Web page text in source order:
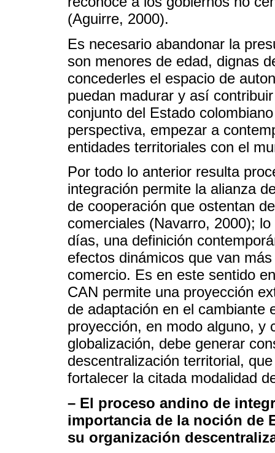
(Aguirre, 2000).
Es necesario abandonar la
son menores de edad, dignas
concederles el espacio de
puedan madurar y así
conjunto del Estado
perspectiva, empezar a
entidades territoriales con el
Por todo lo anterior resulta
integración permite la alianza
de cooperación que ostentan
comerciales (Navarro, 2000);
días, una definición
efectos dinámicos que van
comercio. Es en este sentido
CAN permite una proyección
de adaptación en el cambiante
proyección, en modo alguno, y
globalización, debe generar
descentralización territorial,
fortalecer la citada modalidad
– El proceso andino de
importancia de la noción de
su organización